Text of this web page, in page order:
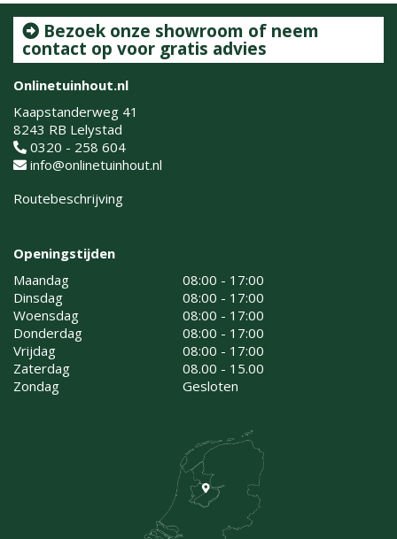
Bezoek onze showroom of neem
contact op voor gratis advies
Onlinetuinhout.nl
Kaapstanderweg 41
8243 RB Lelystad
0320 - 258 604
info@onlinetuinhout.nl
Routebeschrijving
Openingstijden
Maandag
08:00 - 17:00
Dinsdag
08:00 - 17:00
Woensdag
08:00 - 17:00
Donderdag
08:00 - 17:00
Vrijdag
08:00 - 17:00
Zaterdag
08.00 - 15.00
Zondag
Gesloten